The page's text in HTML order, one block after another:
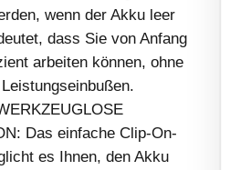
wenn der Akku leer
dass Sie von Anfang
arbeiten können, ohne
Das einfache Clip-On-
es Ihnen, den Akku